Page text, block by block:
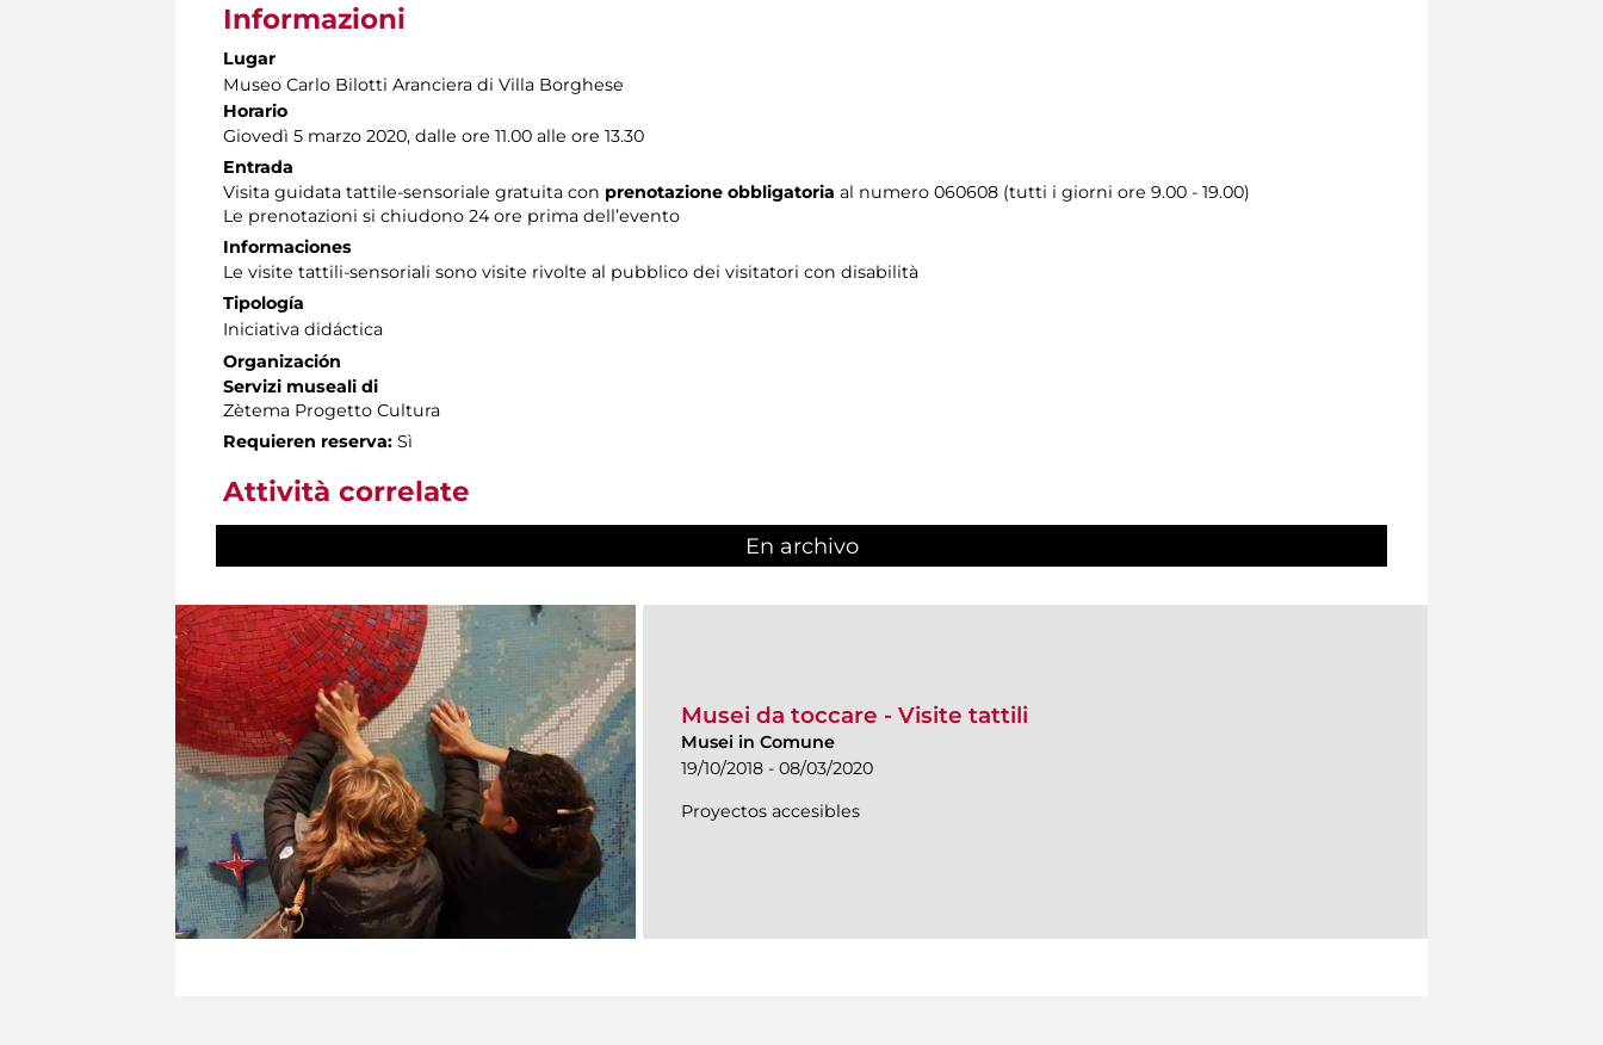
Informazioni
Lugar
Museo Carlo Bilotti Aranciera di Villa Borghese
Horario
Giovedì 5 marzo 2020, dalle ore 11.00 alle ore 13.30
Entrada
Visita guidata tattile-sensoriale gratuita con prenotazione obbligatoria al numero 060608 (tutti i giorni ore 9.00 - 19.00)
Le prenotazioni si chiudono 24 ore prima dell’evento
Informaciones
Le visite tattili-sensoriali sono visite rivolte al pubblico dei visitatori con disabilità
Tipología
Iniciativa didáctica
Organización
Servizi museali di
Zètema Progetto Cultura
Requieren reserva: Sì
Attività correlate
En archivo
Musei da toccare - Visite tattili
Musei in Comune
19/10/2018 - 08/03/2020
Proyectos accesibles